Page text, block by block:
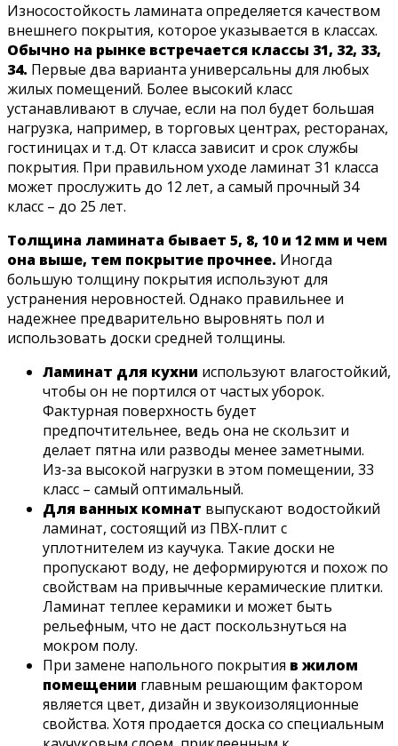
Износостойкость ламината определяется качеством
внешнего покрытия, которое указывается в классах.
Обычно на рынке встречается классы 31, 32, 33,
34. Первые два варианта универсальны для любых
жилых помещений. Более высокий класс
устанавливают в случае, если на пол будет большая
нагрузка, например, в торговых центрах, ресторанах,
гостиницах и т.д. От класса зависит и срок службы
покрытия. При правильном уходе ламинат 31 класса
может прослужить до 12 лет, а самый прочный 34
класс – до 25 лет.
Толщина ламината бывает 5, 8, 10 и 12 мм и чем
она выше, тем покрытие прочнее. Иногда
большую толщину покрытия используют для
устранения неровностей. Однако правильнее и
надежнее предварительно выровнять пол и
использовать доски средней толщины.
Ламинат для кухни используют влагостойкий,
чтобы он не портился от частых уборок.
Фактурная поверхность будет
предпочтительнее, ведь она не скользит и
делает пятна или разводы менее заметными.
Из-за высокой нагрузки в этом помещении, 33
класс – самый оптимальный.
Для ванных комнат выпускают водостойкий
ламинат, состоящий из ПВХ-плит с
уплотнителем из каучука. Такие доски не
пропускают воду, не деформируются и похож по
свойствам на привычные керамические плитки.
Ламинат теплее керамики и может быть
рельефным, что не даст поскользнуться на
мокром полу.
При замене напольного покрытия в жилом
помещении главным решающим фактором
является цвет, дизайн и звукоизоляционные
свойства. Хотя продается доска со специальным